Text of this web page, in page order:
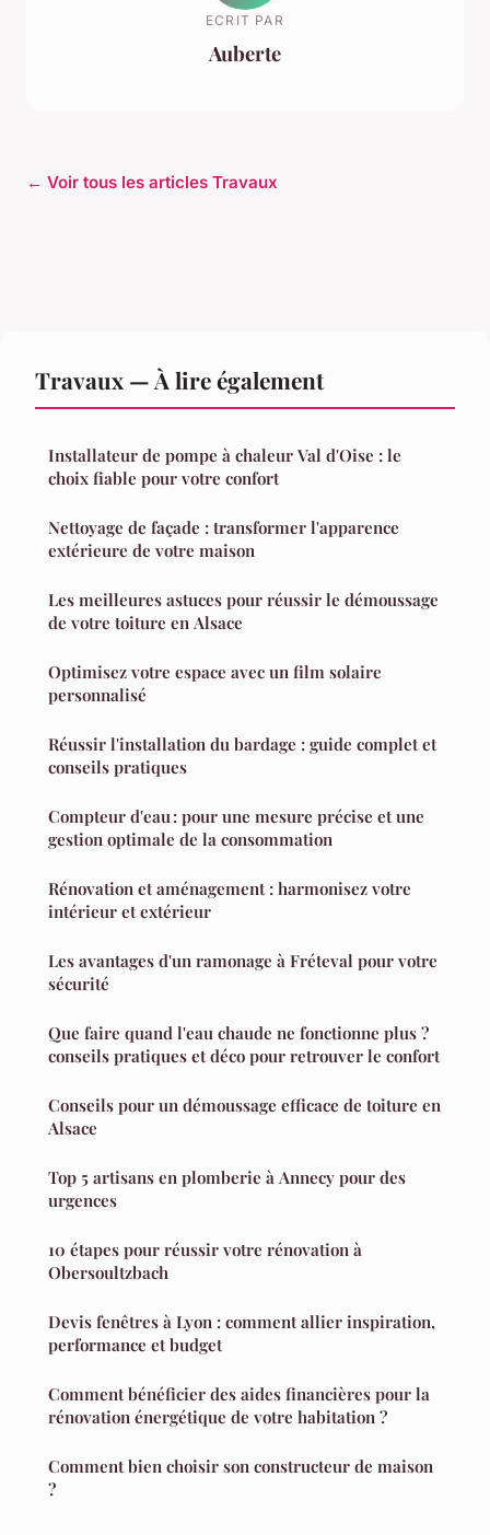
ECRIT PAR
Auberte
← Voir tous les articles Travaux
Travaux — À lire également
Installateur de pompe à chaleur Val d'Oise : le
choix fiable pour votre confort
Nettoyage de façade : transformer l'apparence
extérieure de votre maison
Les meilleures astuces pour réussir le démoussage
de votre toiture en Alsace
Optimisez votre espace avec un film solaire
personnalisé
Réussir l'installation du bardage : guide complet et
conseils pratiques
Compteur d'eau : pour une mesure précise et une
gestion optimale de la consommation
Rénovation et aménagement : harmonisez votre
intérieur et extérieur
Les avantages d'un ramonage à Fréteval pour votre
sécurité
Que faire quand l'eau chaude ne fonctionne plus ?
conseils pratiques et déco pour retrouver le confort
Conseils pour un démoussage efficace de toiture en
Alsace
Top 5 artisans en plomberie à Annecy pour des
urgences
10 étapes pour réussir votre rénovation à
Obersoultzbach
Devis fenêtres à Lyon : comment allier inspiration,
performance et budget
Comment bénéficier des aides financières pour la
rénovation énergétique de votre habitation ?
Comment bien choisir son constructeur de maison
?